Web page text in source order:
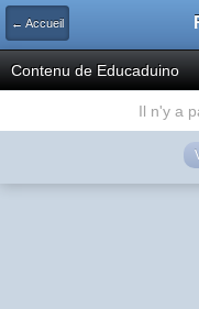
← Accueil
Contenu de Educaduino
Il n'y a